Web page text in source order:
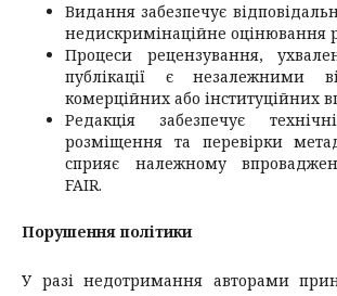
Видання забезпечує
недискримінаційне оцінювання
Процеси рецензування,
публікації є незалежними
комерційних або інституційних
Редакція забезпечує
розміщення та перевірки
сприяє належному
FAIR.
Порушення політики
У разі недотримання авторами